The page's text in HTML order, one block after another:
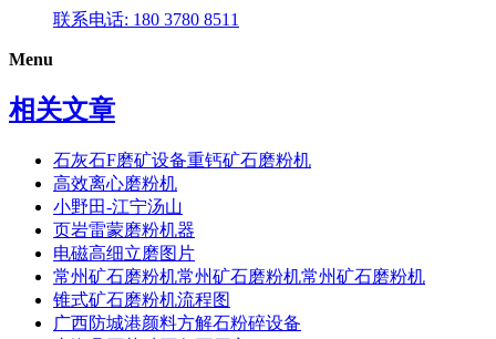
联系电话: 180 3780 8511
Menu
相关文章
石灰石F磨矿设备重钙矿石磨粉机
高效离心磨粉机
小野田-江宁汤山
页岩雷蒙磨粉机器
电磁高细立磨图片
常州矿石磨粉机常州矿石磨粉机常州矿石磨粉机
锥式矿石磨粉机流程图
广西防城港颜料方解石粉碎设备